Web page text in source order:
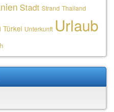
Stadt Strand Thailand
Türkei Unterkunft Urlaub